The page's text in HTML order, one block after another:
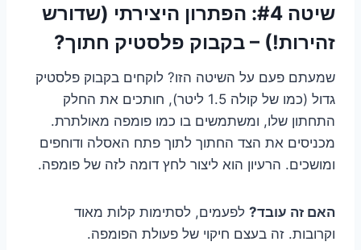
שיטה #4: הפתרון היצירתי (שדורש
זהירות!) – בקבוק פלסטיק חתוך?
שמעתם פעם על השיטה הזו? לוקחים בקבוק פלסטיק
גדול (כמו של קולה 1.5 ליטר), חותכים את החלק
התחתון שלו, ומשתמשים בו כמו פומפה מאולתרת.
מכניסים את הצד החתוך לתוך פתח האסלה ודוחפים
ומושכים. הרעיון הוא ליצור לחץ דומה לזה של פומפה.
האם זה עובד? לפעמים, לסתימות קלות מאוד
וקרובות. זה בעצם חיקוי של פעולת הפומפה.